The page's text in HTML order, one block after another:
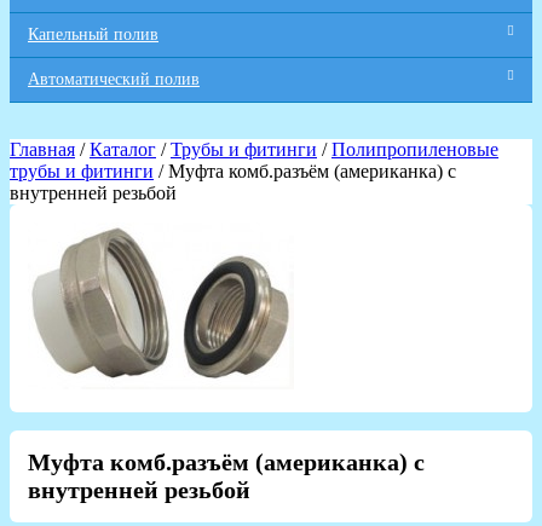
Капельный полив
Автоматический полив
Главная /Каталог /Трубы и фитинги /Полипропиленовые
трубы и фитинги / Муфта комб.разъём (американка) с
внутренней резьбой
Муфта комб.разъём (американка) с
внутренней резьбой